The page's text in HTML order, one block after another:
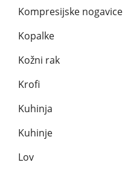
Kompresijske nogavice
Kopalke
Kožni rak
Krofi
Kuhinja
Kuhinje
Lov